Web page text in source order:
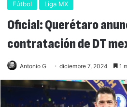
Fútbol Liga MX
Oficial: Querétaro
contratación de DT
Antonio G diciembre 7, 2024 1